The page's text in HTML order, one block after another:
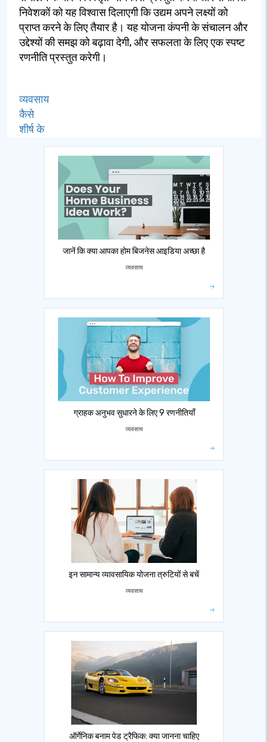
निवेशकों को यह विश्वास दिलाएगी कि उद्यम अपने लक्ष्यों को
प्राप्त करने के लिए तैयार है। यह योजना कंपनी के संचालन और
उद्देश्यों की समझ को बढ़ावा देगी, और सफलता के लिए एक स्पष्ट
रणनीति प्रस्तुत करेगी।
व्यवसाय
कैसे
शीर्ष के
जानें कि क्या आपका होम बिजनेस आइडिया अच्छा है
व्यवसाय
ग्राहक अनुभव सुधारने के लिए 9 रणनीतियाँ
व्यवसाय
इन सामान्य व्यावसायिक योजना त्रुटियों से बचें
व्यवसाय
ऑर्गेनिक बनाम पेड ट्रैफिक: क्या जानना चाहिए